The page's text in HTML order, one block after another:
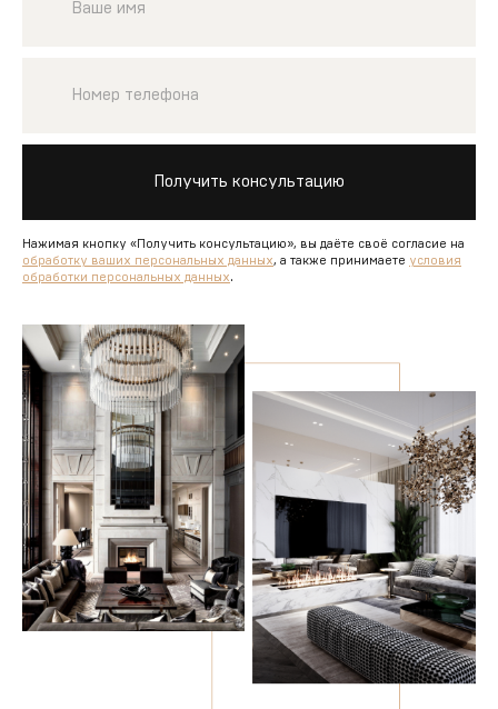
Получить консультацию
Нажимая кнопку «Получить консультацию», вы даёте своё согласие на
обработку ваших персональных данных, а также принимаете условия
обработки персональных данных.